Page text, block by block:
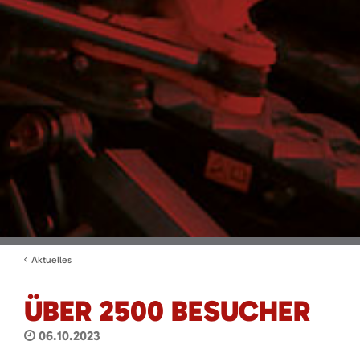
Aktuelles
ÜBER 2500 BESUCHER
06.10.2023